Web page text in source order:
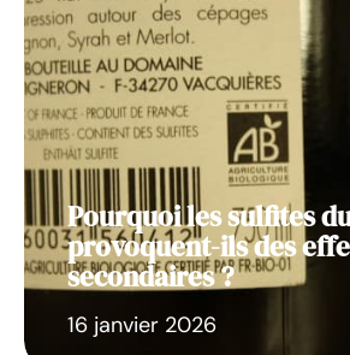
Pourquoi les sulfites
provoquent-ils des
secondaires ?
16 janvier 2026